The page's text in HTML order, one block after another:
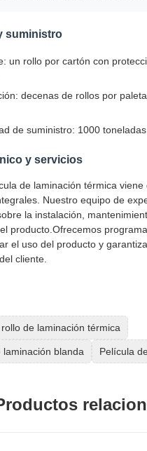
suministro
un rollo por cartón con
decenas de rollos por
de suministro: 1000
y servicios
de laminación térmica
Nuestro equipo de
la instalación,
producto.Ofrecemos
el uso del producto y
cliente.
rollo de laminación térmica
laminación blanda Película